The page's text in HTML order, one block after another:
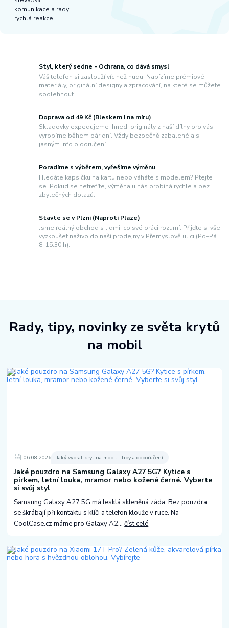
Styl, který sedne - Ochrana, co dává smysl
Váš telefon si zaslouží víc než nudu. Nabízíme prémiové
materiály, originální designy a zpracování, na které se můžete
spolehnout.
Doprava od 49 Kč (Bleskem i na míru)
Skladovky expedujeme ihned, originály z naší dílny pro vás
vyrobíme během pár dní. Vždy bezpečně zabalené a s
jasným info o doručení.
Poradíme s výběrem, vyřešíme výměnu
Hledáte kapsičku na kartu nebo váháte s modelem? Ptejte
se. Pokud se netrefíte, výměna u nás probíhá rychle a bez
zbytečných dotazů.
Stavte se v Plzni (Naproti Plaze)
Jsme reálný obchod s lidmi, co své práci rozumí. Přijďte si vše
vyzkoušet naživo do naší prodejny v Přemyslově ulici (Po–Pá
8–15:30 h).
komunikace a rady
rychlá reakce
Rady, tipy, novinky ze světa krytů
na mobil
06.08.2026 Jaký vybrat kryt na mobil - tipy a doporučení
Jaké pouzdro na Samsung Galaxy A27 5G? Kytice s
pírkem, letní louka, mramor nebo kožené černé. Vyberte
si svůj styl
Samsung Galaxy A27 5G má lesklá skleněná záda. Bez pouzdra
se škrábají při kontaktu s klíči a telefon klouže v ruce. Na
CoolCase.cz máme pro Galaxy A2...číst celé